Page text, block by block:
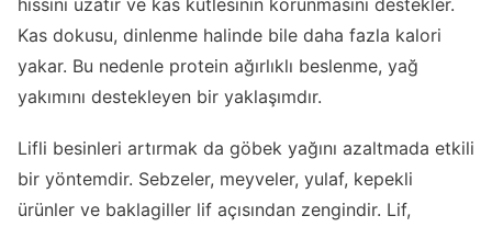
Kas dokusu, dinlenme halinde bile daha fazla kalori
yakar. Bu nedenle protein ağırlıklı beslenme, yağ
yakımını destekleyen bir yaklaşımdır.
Lifli besinleri artırmak da göbek yağını azaltmada etkili
bir yöntemdir. Sebzeler, meyveler, yulaf, kepekli
ürünler ve baklagiller lif açısından zengindir. Lif,